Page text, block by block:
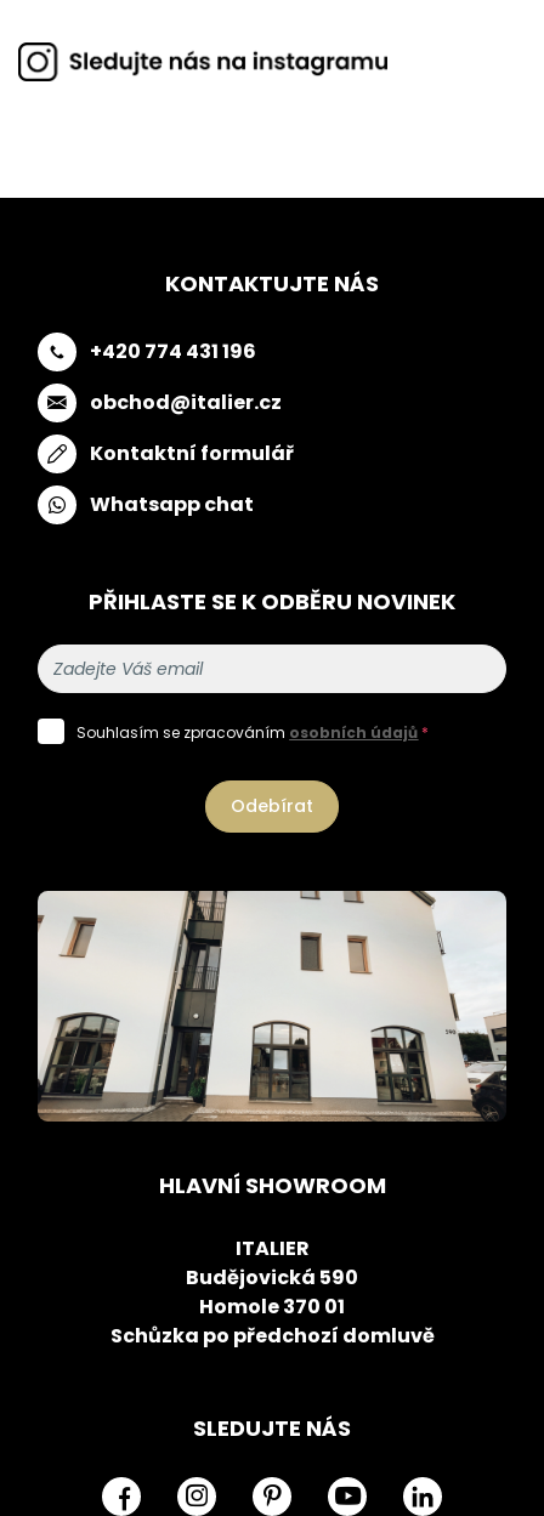
KONTAKTUJTE NÁS
+420 774 431 196
obchod@italier.cz
Kontaktní formulář
Whatsapp chat
PŘIHLASTE SE K ODBĚRU NOVINEK
Souhlasím se zpracováním osobních údajů *
Odebírat
HLAVNÍ SHOWROOM
ITALIER
Budějovická 590
Homole 370 01
Schůzka po předchozí domluvě
SLEDUJTE NÁS